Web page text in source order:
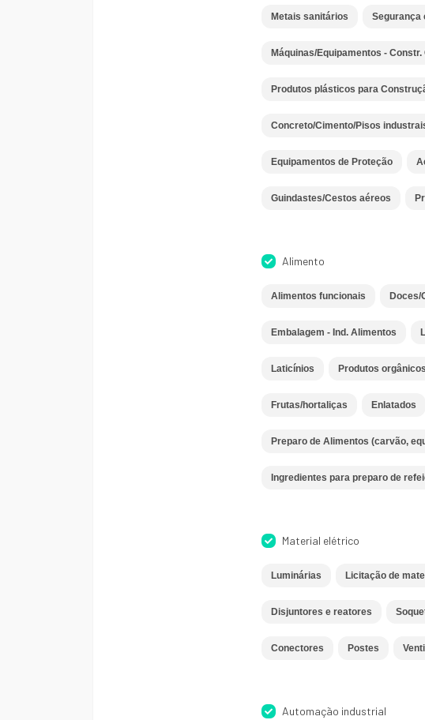
Metais sanitários Segurança
Máquinas/Equipamentos - Constr.
Produtos plásticos para
Concreto/Cimento/Pisos
Equipamentos de Proteção
Guindastes/Cestos aéreos
Alimento
Alimentos funcionais Doces/
Embalagem - Ind. Alimentos
Laticínios Produtos orgânicos
Frutas/hortaliças Enlatados
Preparo de Alimentos (carvão,
Ingredientes para preparo de
Material elétrico
Luminárias Licitação de
Disjuntores e reatores
Conectores Postes
Automação industrial